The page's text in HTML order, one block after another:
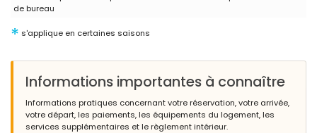
de bureau
* s'applique en certaines saisons
Informations importantes à connaître
Informations pratiques concernant votre réservation, votre arrivée,
votre départ, les paiements, les équipements du logement, les
services supplémentaires et le règlement intérieur.